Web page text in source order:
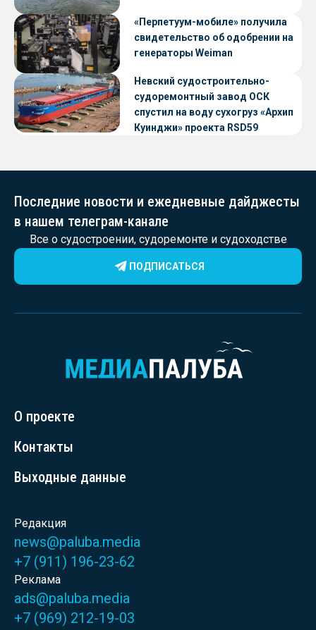
«Перпетуум-мобиле» получила
свидетельство об одобрении на
генераторы Weiman
Невский судостроительно-
судоремонтный завод ОСК
спустил на воду сухогруз «Архип
Куинджи» проекта RSD59
Последние новости и ежедневные дайджесты
в нашем телеграм-канале
Все о судостроении, судоремонте и судоходстве
ПОДПИСАТЬСЯ
О проекте
Контакты
Выходные данные
Редакция
news@paluba.media
+7 (911) 196-23-62
Реклама
ads@paluba.media
+7 (969) 212-19-03